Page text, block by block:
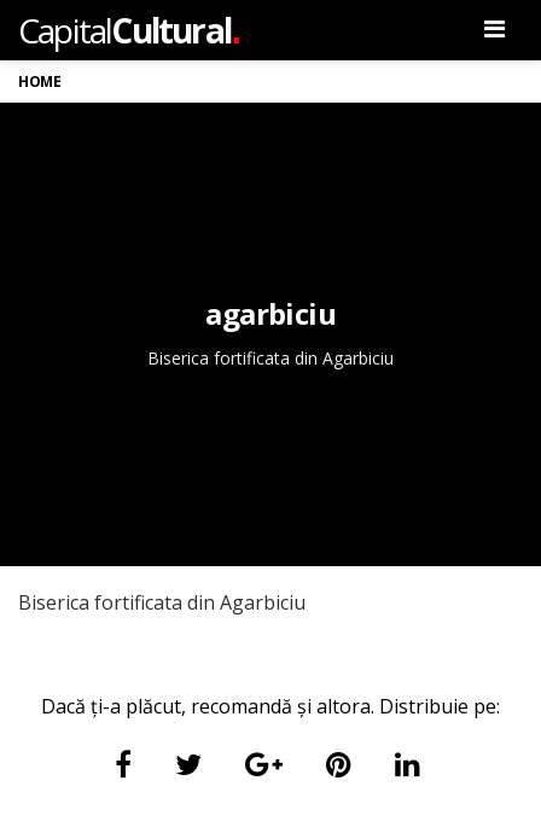
CapitalCultural.
HOME
agarbiciu
Biserica fortificata din Agarbiciu
Biserica fortificata din Agarbiciu
Dacă ți-a plăcut, recomandă și altora. Distribuie pe: